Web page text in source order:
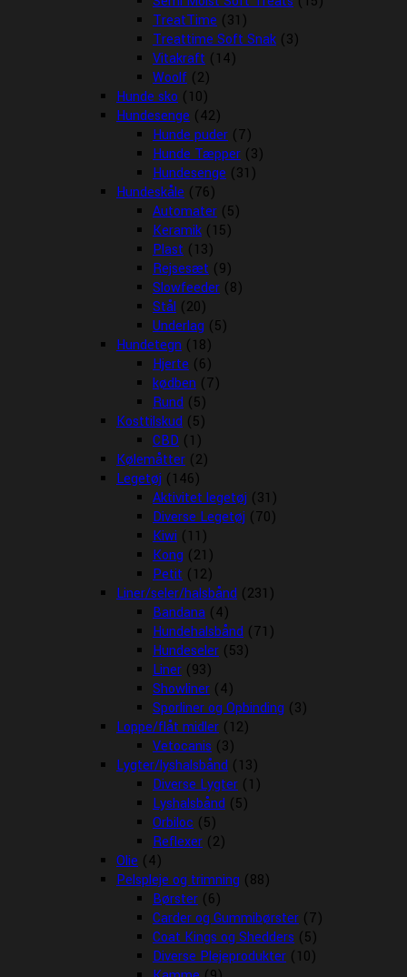
TreatTime (31)
Treattime Soft Snak (3)
Vitakraft (14)
Woolf (2)
Hunde sko (10)
Hundesenge (42)
Hunde puder (7)
Hunde Tæpper (3)
Hundesenge (31)
Hundeskåle (76)
Automater (5)
Keramik (15)
Plast (13)
Rejsesæt (9)
Slowfeeder (8)
Stål (20)
Underlag (5)
Hundetegn (18)
Hjerte (6)
kødben (7)
Rund (5)
Kosttilskud (5)
CBD (1)
Kølemåtter (2)
Legetøj (146)
Aktivitet legetøj (31)
Diverse Legetøj (70)
Kiwi (11)
Kong (21)
Petit (12)
Liner/seler/halsbånd (231)
Bandana (4)
Hundehalsbånd (71)
Hundeseler (53)
Liner (93)
Showliner (4)
Sporliner og Opbinding (3)
Loppe/flåt midler (12)
Vetocanis (3)
Lygter/lyshalsbånd (13)
Diverse Lygter (1)
Lyshalsbånd (5)
Orbiloc (5)
Reflexer (2)
Olie (4)
Pelspleje og trimning (88)
Børster (6)
Carder og Gummibørster (7)
Coat Kings og Shedders (5)
Diverse Plejeprodukter (10)